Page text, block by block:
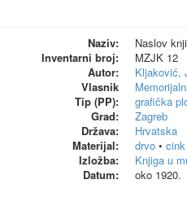
Naziv:
Naslov
Inventarni broj:
MZJK 12
Autor:
Kljaković,
Vlasnik
Tip (PP):
grafička
Grad:
Zagreb
Država:
Hrvatska
Materijal:
drvo• cink
Izložba:
Knjiga u
Datum:
oko 1920.